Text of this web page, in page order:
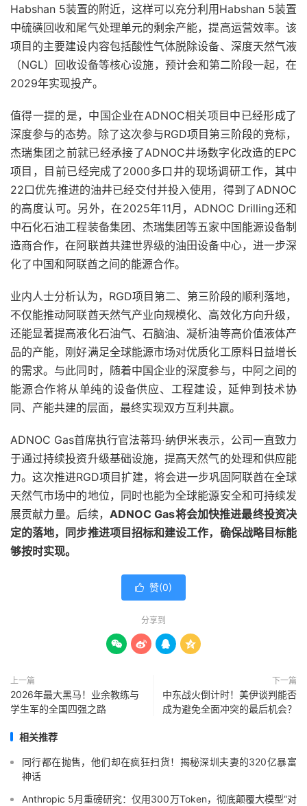
Habshan 5装置的附近，这样可以充分利用Habshan 5装置
中硫磺回收和尾气处理单元的剩余产能，提高运营效率。该
项目的主要建设内容包括酸性气体脱除设备、深度天然气液
（NGL）回收设备等核心设施，预计会和第二阶段一起，在
2029年实现投产。
值得一提的是，中国企业在ADNOC相关项目中已经形成了
深度参与的态势。除了这次参与RGD项目第三阶段的竞标，
杰瑞集团之前就已经承接了ADNOC井场数字化改造的EPC
项目，目前已经完成了2000多口井的现场调研工作，其中
22口优先推进的油井已经交付并投入使用，得到了ADNOC
的高度认可。另外，在2025年11月，ADNOC Drilling还和
中石化石油工程装备集团、杰瑞集团等五家中国能源设备制
造商合作，在阿联酋共建世界级的油田设备中心，进一步深
化了中国和阿联酋之间的能源合作。
业内人士分析认为，RGD项目第二、第三阶段的顺利落地，
不仅能推动阿联酋天然气产业向规模化、高效化方向升级，
还能显著提高液化石油气、石脑油、凝析油等高价值液体产
品的产能，刚好满足全球能源市场对优质化工原料日益增长
的需求。与此同时，随着中国企业的深度参与，中阿之间的
能源合作将从单纯的设备供应、工程建设，延伸到技术协
同、产能共建的层面，最终实现双方互利共赢。
ADNOC Gas首席执行官法蒂玛·纳伊米表示，公司一直致力
于通过持续投资升级基础设施，提高天然气的处理和供应能
力。这次推进RGD项目扩建，将会进一步巩固阿联酋在全球
天然气市场中的地位，同时也能为全球能源安全和可持续发
展贡献力量。后续，ADNOC Gas将会加快推进最终投资决
定的落地，同步推进项目招标和建设工作，确保战略目标能
够按时实现。
 赞(0)
分享到
   
上一篇
2026年最大黑马！业余教练与
学生军的全国四强之路
下一篇
中东战火倒计时！美伊谈判能否
成为避免全面冲突的最后机会？
相关推荐
同行都在抛售，他们却在疯狂扫货！揭秘深圳夫妻的320亿暴富
神话
Anthropic 5月重磅研究：仅用300万Token，彻底颠覆大模型“对